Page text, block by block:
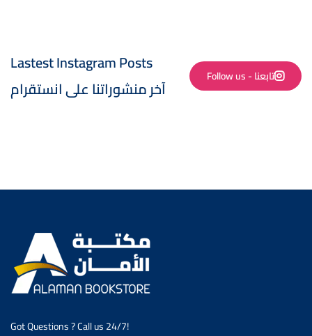
Lastest Instagram Posts
آخر منشوراتنا على انستقرام
Follow us - تابعنا
Got Questions ? Call us 24/7!